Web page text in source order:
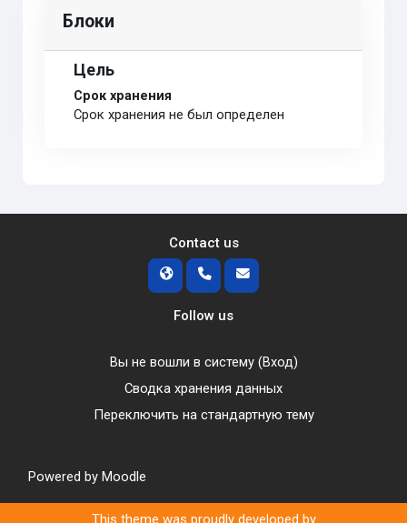
Блоки
Цель
Срок хранения
Срок хранения не был определен
Contact us
Follow us
Вы не вошли в систему (Вход)
Сводка хранения данных
Переключить на стандартную тему
Powered by Moodle
This theme was proudly developed by